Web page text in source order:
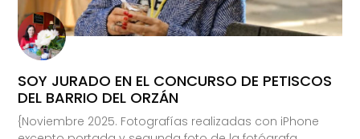
SOY JURADO EN EL CONCURSO DE PETISCOS
DEL BARRIO DEL ORZÁN
{Noviembre 2025. Fotografías realizadas con iPhone